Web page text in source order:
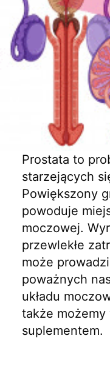
Prostata to
starzejących
Powiększony
powoduje
moczowej.
przewlekłe
może
poważnych
układu
także
suplementem.